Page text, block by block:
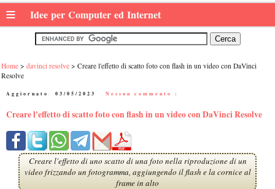
≡ Idee per Computer ed Internet
Home davinci resolve
Creare l'effetto di scatto foto con flash in un video con DaVinci
Resolve
Aggiornato: 03/05/2023 Nessun commento :
Creare l'effetto di scatto foto con flash in un video con DaVinci Resolve
Creare l'effetto di uno scatto di una foto nella riproduzione di un
video frizzando un fotogramma, aggiungendo il flash e la cornice al
frame in alto